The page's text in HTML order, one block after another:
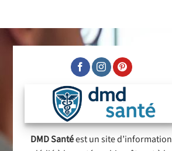
DMD Santéest un site d’information